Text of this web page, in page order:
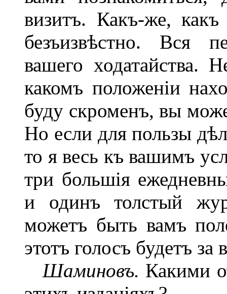
визитъ. Какъ-же,
безъизвѣстно. Вся
вашего ходатайства.
какомъ положеніи
буду скроменъ, вы
Но если для пользы
то я весь къ вашимъ
три большія
и одинъ толстый
можетъ быть вамъ
этотъ голосъ будетъ за
Шаминовъ. Какими